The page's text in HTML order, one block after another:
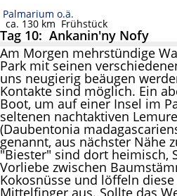
Palmarium o.ä.
ca. 130 km Frühstück
Tag 10: Ankanin'ny Nofy
Am Morgen mehrstündige
Park mit seinen
uns neugierig beäugen
Kontakte sind möglich. Ein
Boot, um auf einer Insel im
seltenen nachtaktiven
(Daubentonia
genannt, aus nächster Nähe
"Biester" sind dort heimisch,
Vorliebe zwischen
Kokosnüsse und löffeln